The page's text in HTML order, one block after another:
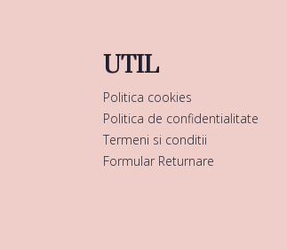
UTIL
Politica cookies
Politica de confidentialitate
Termeni si conditii
Formular Returnare